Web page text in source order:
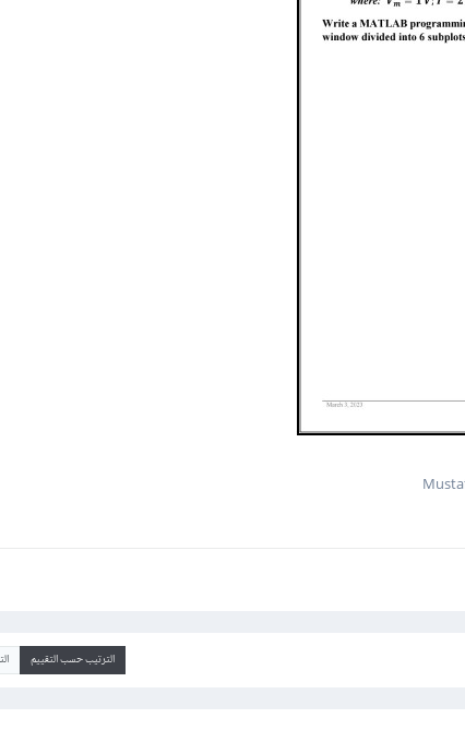
الترتيب حسب التقييم